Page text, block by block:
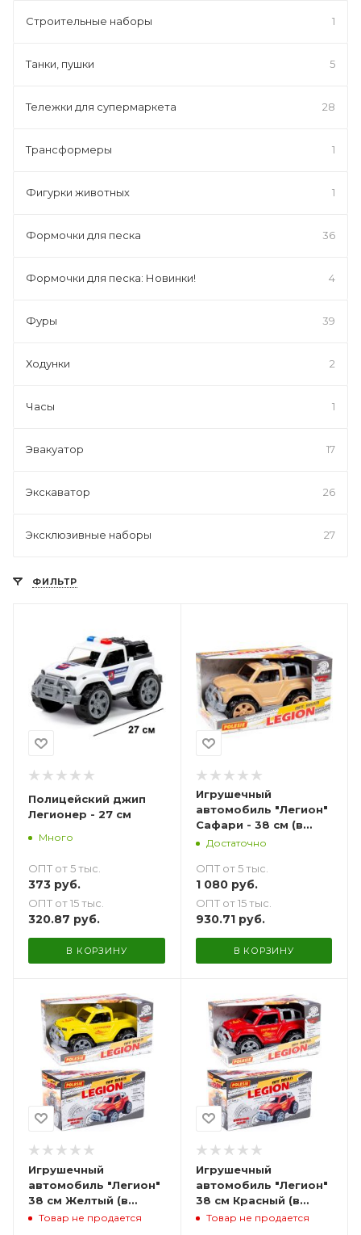
Строительные наборы 1
Танки, пушки 5
Тележки для супермаркета 28
Трансформеры 1
Фигурки животных 1
Формочки для песка 36
Формочки для песка: Новинки! 4
Фуры 39
Ходунки 2
Часы 1
Эвакуатор 17
Экскаватор 26
Эксклюзивные наборы 27
ФИЛЬТР
Полицейский джип
Легионер - 27 см
Много
ОПТ от 5 тыс.
373 руб.
ОПТ от 15 тыс.
320.87 руб.
В КОРЗИНУ
Игрушечный
автомобиль "Легион"
Сафари - 38 см (в
коробке)
Достаточно
ОПТ от 5 тыс.
1 080руб.
ОПТ от 15 тыс.
930.71руб.
В КОРЗИНУ
Игрушечный
автомобиль "Легион"
38 см Желтый (в
коробке)
Товар не продается
Игрушечный
автомобиль "Легион"
38 см Красный (в
коробке)
Товар не продается